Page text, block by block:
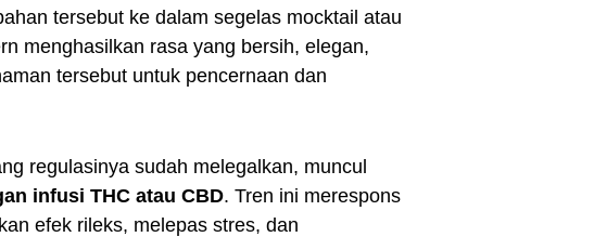
tersebut ke dalam segelas mocktail atau
menghasilkan rasa yang bersih, elegan,
tersebut untuk pencernaan dan
regulasinya sudah melegalkan, muncul
infusi THC atau CBD. Tren ini merespons
efek rileks, melepas stres, dan